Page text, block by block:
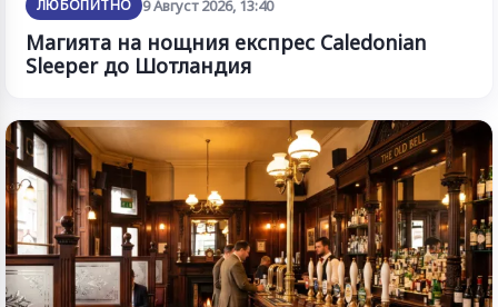
ЛЮБОПИТНО 9 Август 2026, 13:40
Магията на нощния експрес Caledonian
Sleeper до Шотландия